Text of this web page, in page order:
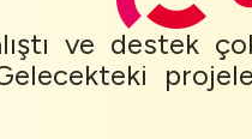
ve destek